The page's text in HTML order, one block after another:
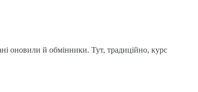
оновили й обмінники. Тут, традиційно, курс